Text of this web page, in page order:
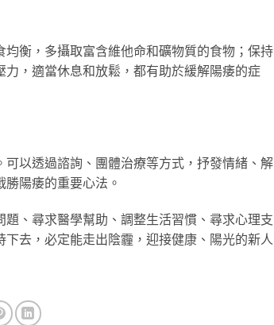
衡，多攝取富含維他命和礦物質的食物；保持
，適當休息和放鬆，都有助於緩解陽痿的症
以透過諮詢、團體治療等方式，抒發情緒、解
陽痿的重要心法。
、尋求醫學幫助、調整生活習慣、尋求心理支
去，必定能走出陰霾，迎接健康、陽光的新人